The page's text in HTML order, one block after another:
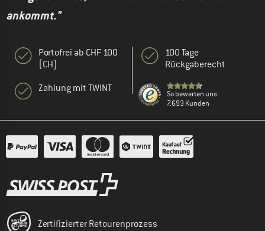
ankommt."
Portofrei ab CHF 100
(CH)
Zahlung mit TWINT
100 Tage
Rückgaberecht
So bewerten uns
7.693 Kunden
Zertifizierter Retourenprozess